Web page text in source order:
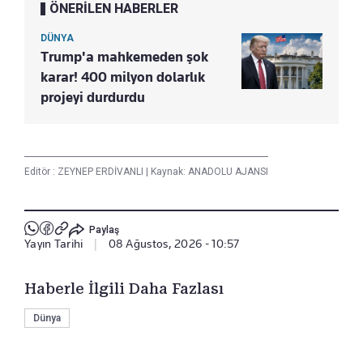
ÖNERİLEN HABERLER
DÜNYA
Trump'a mahkemeden şok
karar! 400 milyon dolarlık
projeyi durdurdu
Editör : ZEYNEP ERDİVANLI Kaynak: ANADOLU AJANSI
Paylaş
Yayın Tarihi 08 Ağustos, 2026 - 10:57
Haberle İlgili Daha Fazlası
Dünya